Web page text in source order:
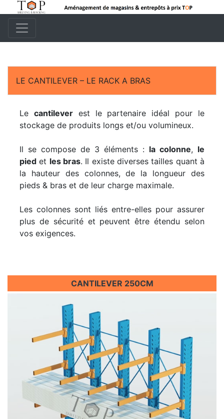
LE CANTILEVER – LE RACK A BRAS
Le cantileverest le partenaire idéal pour le
stockage de produits longs et/ou volumineux.
Il se compose de 3 éléments : la colonne, le
pied et les bras. Il existe diverses tailles quant à
la hauteur des colonnes, de la longueur des
pieds & bras et de leur charge maximale.
Les colonnes sont liés entre-elles pour assurer
plus de sécurité et peuvent être étendu selon
vos exigences.
CANTILEVER 250CM